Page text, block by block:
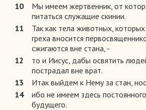
10
Мы имеем жертвенник, от
питаться служащие скинии.
11
Так как тела животных,
греха вносится
сжигаются вне стана, -
12
то и Иисус, дабы освятить
пострадал вне врат.
13
Итак выйдем к Нему за стан,
14
ибо не имеем здесь
будущего.